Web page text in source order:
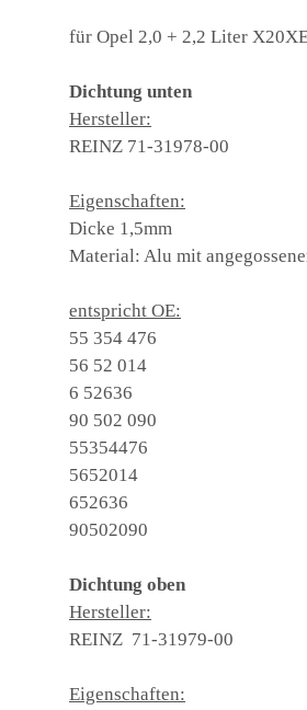
für Opel 2,0 + 2,2 Liter
Dichtung unten
Hersteller:
REINZ 71-31978-00
Eigenschaften:
Dicke 1,5mm
Material: Alu mit
entspricht OE:
55 354 476
56 52 014
6 52636
90 502 090
55354476
5652014
652636
90502090
Dichtung oben
Hersteller:
REINZ 71-31979-00
Eigenschaften: